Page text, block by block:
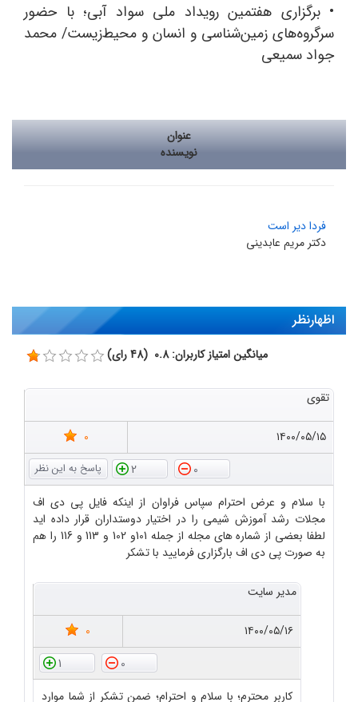
• برگزاری هفتمین رویداد ملی سواد آبی؛ با حضور
سرگروه‌های زمین‌شناسی و انسان و محیط‌زیست/ محمد
جواد سمیعی
عنوان
نویسنده
فردا دیر است
دکتر مریم عابدینی
اظهارنظر
میانگین امتیاز کاربران: 0.8 (48 رای)
تقوی
۱۴۰۰/۰۵/۱۵
0
0
2
با سلام و عرض احترام سپاس فراوان از اینکه فایل پی دی اف
مجلات رشد آموزش شیمی را در اختیار دوستداران قرار داده اید
لطفا بعضی از شماره های مجله از جمله 101و 102 و 113 و 116 را هم
به صورت پی دی اف بارگزاری فرمایید با تشکر
مدیر سایت
۱۴۰۰/۰۵/۱۶
0
0
1
کاربر محترم؛ با سلام و احترام؛ ضمن تشکر از شما موارد